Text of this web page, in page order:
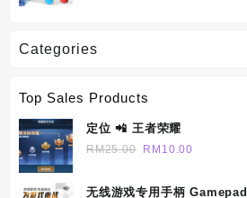
Categories
Top Sales Products
定位 📲 王者荣耀
RM25.00 Original
was:
RM 10.00
is:
无线游戏专用手柄 Gamepad